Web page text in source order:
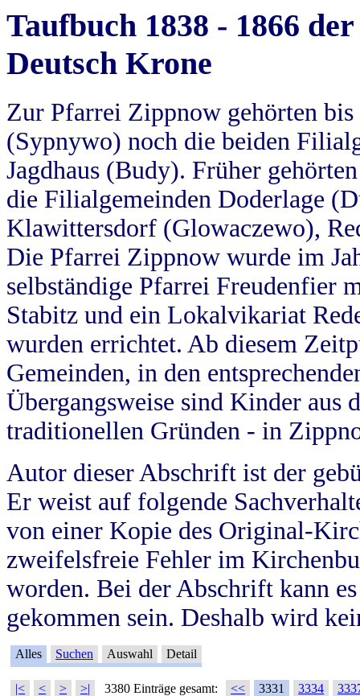
Taufbuch 1838 - 1866
Deutsch Krone
Zur Pfarrei Zippnow gehörten
(Sypnywo) noch die beiden
Jagdhaus (Budy). Früher
die Filialgemeinden Doderlage
Klawittersdorf (Glowaczewo),
Die Pfarrei Zippnow wurde im
selbständige Pfarrei Freudenfier
Stabitz und ein Lokalvikariat
wurden errichtet. Ab diesem
Gemeinden, in den
Übergangsweise sind Kinder aus
traditionellen Gründen - in
Autor dieser Abschrift ist der
Er weist auf folgende
von einer Kopie des Original-
zweifelsfreie Fehler im
worden. Bei der Abschrift kann
gekommen sein. Deshalb wird
Alles Suchen Auswahl Detail
|< < > >| 3380 Einträge gesamt: << 3331 3334